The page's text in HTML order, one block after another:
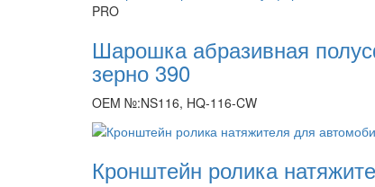
PRO
Шарошка абразивная
зерно 390
OEM №:NS116, HQ-116-CW
Кронштейн ролика